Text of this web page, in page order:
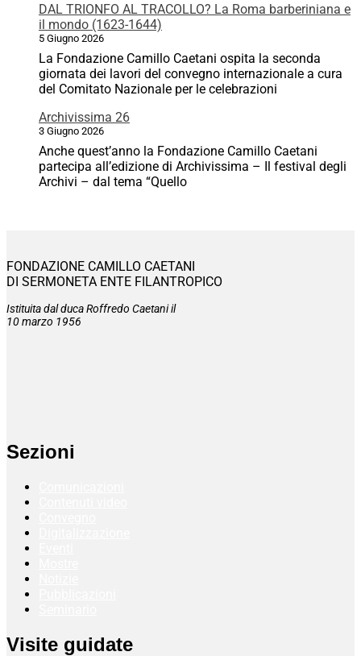
DAL TRIONFO AL TRACOLLO? La Roma barberiniana e
il mondo (1623-1644)
5 Giugno 2026
La Fondazione Camillo Caetani ospita la seconda
giornata dei lavori del convegno internazionale a cura
del Comitato Nazionale per le celebrazioni
Archivissima 26
3 Giugno 2026
Anche quest’anno la Fondazione Camillo Caetani
partecipa all’edizione di Archivissima – Il festival degli
Archivi – dal tema “Quello
FONDAZIONE CAMILLO CAETANI
DI SERMONETA ENTE FILANTROPICO
Istituita dal duca Roffredo Caetani il
10 marzo 1956
Sezioni
Visite guidate